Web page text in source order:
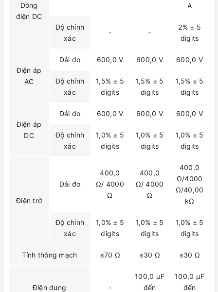
Dòng
điện DC
A
Độ chính
xác
- -
2% ± 5
digits
Điện áp
AC
Dải đo 600,0 V 600,0 V 600,0 V
Độ chính
xác
1,5% ± 5
digits
1,5% ± 5
digits
1,5% ± 5
digits
Điện áp
DC
Dải đo 600,0 V 600,0 V 600,0 V
Độ chính
xác
1,0% ± 5
digits
1,0% ± 5
digits
1,0% ± 5
digits
Điện trở
Dải đo
400,0
Ω/ 4000
Ω
400,0
Ω/ 4000
Ω
400,0
Ω/4000
Ω/40,00
kΩ
Độ chính
xác
1,0% ± 5
digits
1,0% ± 5
digits
1,0% ± 5
digits
Tính thông mạch ≤70 Ω ≤30 Ω ≤30 Ω
Điện dung -
100,0 μF
đến
100,0 μF
đến